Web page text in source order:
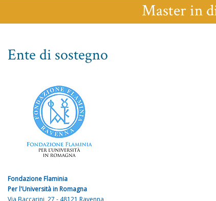
Master in
Ente di sostegno
Fondazione Flaminia
Per l'Università in Romagna
Via Baccarini, 27 - 48121 Ravenna